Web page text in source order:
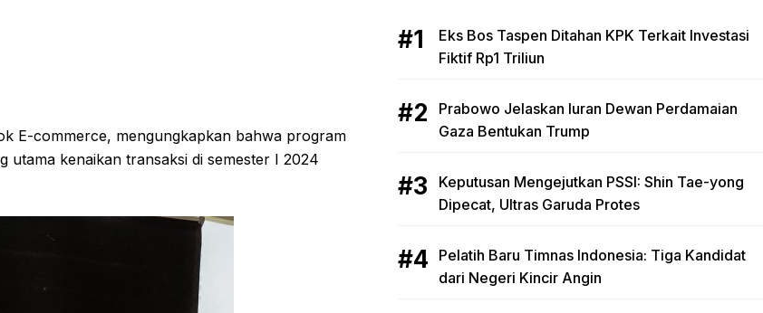
E-commerce, mengungkapkan bahwa program
utama kenaikan transaksi di semester I 2024
Eks Bos Taspen Ditahan KPK Terkait Investasi
Fiktif Rp1 Triliun
Prabowo Jelaskan Iuran Dewan Perdamaian
Gaza Bentukan Trump
Keputusan Mengejutkan PSSI: Shin Tae-yong
Dipecat, Ultras Garuda Protes
Pelatih Baru Timnas Indonesia: Tiga Kandidat
dari Negeri Kincir Angin